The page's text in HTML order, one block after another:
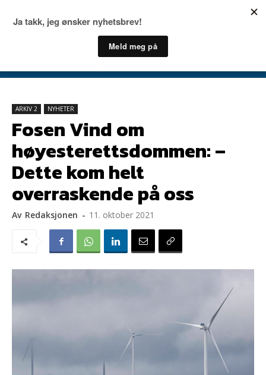
ARKIV 2 NYHETER
Fosen Vind om
høyesterettsdommen: –
Dette kom helt
overraskende på oss
Av Redaksjonen - 11. oktober 2021